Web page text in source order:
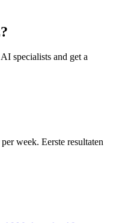
specialists and get a
week. Eerste resultaten